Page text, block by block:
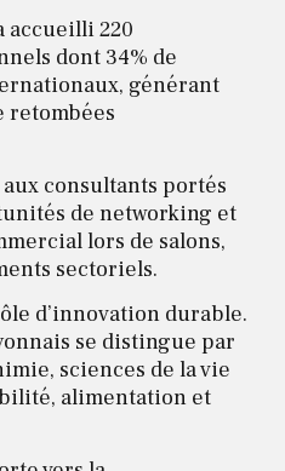
accueilli 220
dont 34% de
générant
retombées
consultants portés
de networking et
lors de salons,
sectoriels.
d’innovation durable.
se distingue par
sciences de la vie
alimentation et